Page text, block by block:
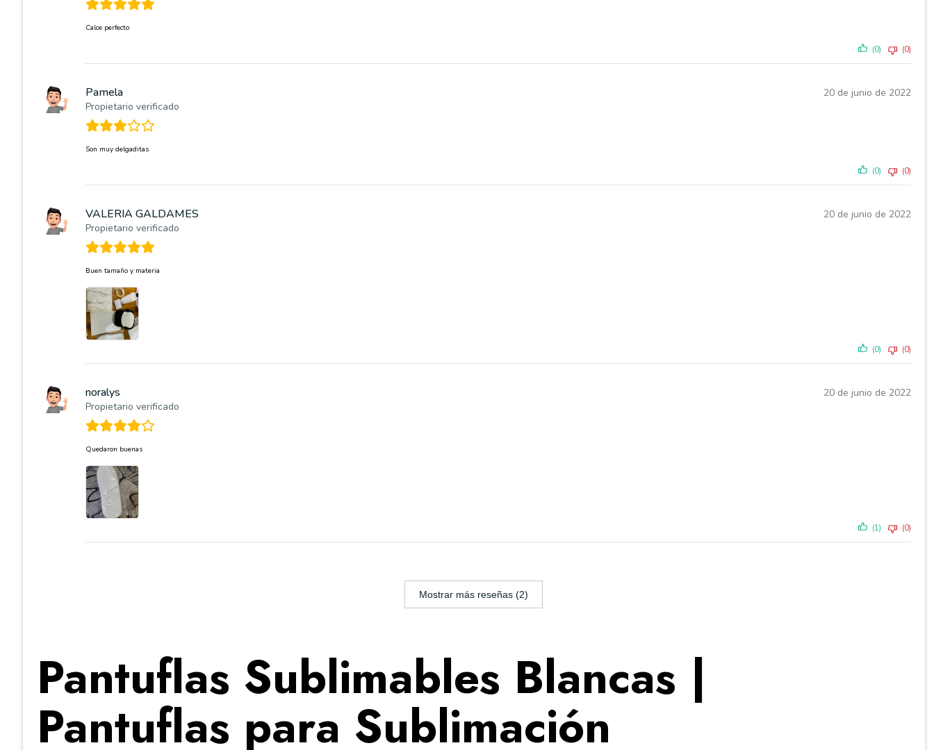
Calce perfecto
(0) (0)
Pamela
Propietario verificado
20 de junio de 2022
Son muy delgaditas
(0) (0)
VALERIA GALDAMES
Propietario verificado
20 de junio de 2022
Buen tamaño y materia
(0) (0)
noralys
Propietario verificado
20 de junio de 2022
Quedaron buenas
(1) (0)
Mostrar más reseñas (2)
Pantuflas Sublimables Blancas |
Pantuflas para Sublimación